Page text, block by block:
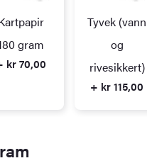
gram
kr 70,00
Tyvek (vann
og
rivesikkert)
+ kr 115,00